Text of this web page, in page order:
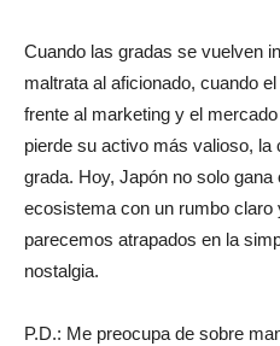
Cuando las gradas se vuelven
maltrata al aficionado, cuando
frente al marketing y el
pierde su activo más valioso, la
grada. Hoy, Japón no solo
ecosistema con un rumbo claro
parecemos atrapados en la
nostalgia.
P.D.: Me preocupa de sobre